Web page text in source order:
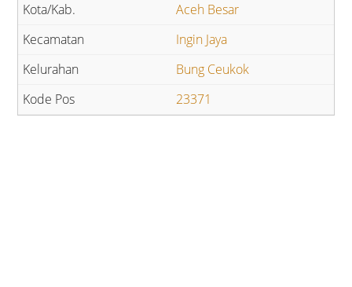
Aceh Besar
Ingin Jaya
Bung Ceukok
23371